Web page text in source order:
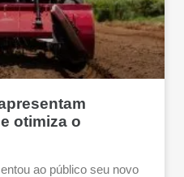
otimiza o
ao público seu novo